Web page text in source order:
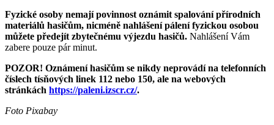
Fyzické osoby nemají povinnost oznámit spalování přírodních
materiálů hasičům, nicméně nahlášení pálení fyzickou osobou
můžete předejít zbytečnému výjezdu hasičů. Nahlášení Vám
zabere pouze pár minut.
POZOR! Oznámení hasičům se nikdy neprovádí na telefonních
číslech tísňových linek 112 nebo 150, ale na webových
stránkách https://paleni.izscr.cz/.
Foto Pixabay